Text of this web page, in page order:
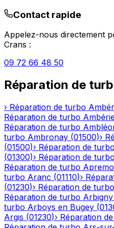
Contact rapide
Appelez-nous directement
Crans :
09 72 66 48 50
Réparation de
› Réparation de turbo
Réparation de turbo
Réparation de turbo
turbo Ambronay (01500)›
(01500)› Réparation de turbo
(01300)› Réparation de turbo
Réparation de turbo
turbo Aranc (01110)›
(01230)› Réparation de turbo
Réparation de turbo Arbigny
turbo Arboys en Bugey (
Argis (01230)› Réparation